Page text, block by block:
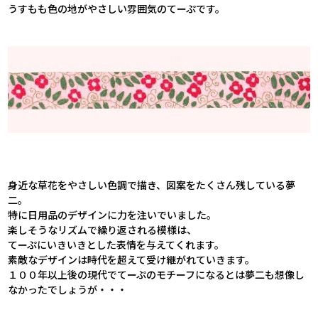
うすもも色の地がやさしい雰囲気のてーぷです。
身近な草花をやさしい色調で描き、図案をたくさん残している夢
二。
特に日用品のデザインに力を注いでいました。
楽しそうなリズムで繰り返される模様は、
てーぷにいきいきとした表情を与えてくれます。
素敵なデザインは時代を超えて受け継がれていきます。
１００年以上後の現代でてーぷのモチーフになるとは夢二も想像し
なかったでしょうが・・・